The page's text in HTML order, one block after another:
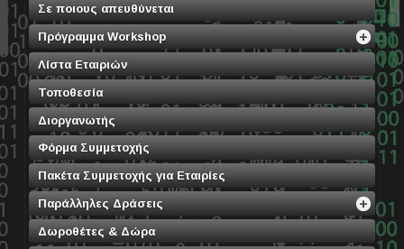
Σε ποιους απευθύνεται
Πρόγραμμα Workshop
Λίστα Εταιριών
Τοποθεσία
Διοργανωτής
Φόρμα Συμμετοχής
Πακέτα Συμμετοχής για Εταιρίες
Παράλληλες Δράσεις
Δωροθέτες & Δώρα